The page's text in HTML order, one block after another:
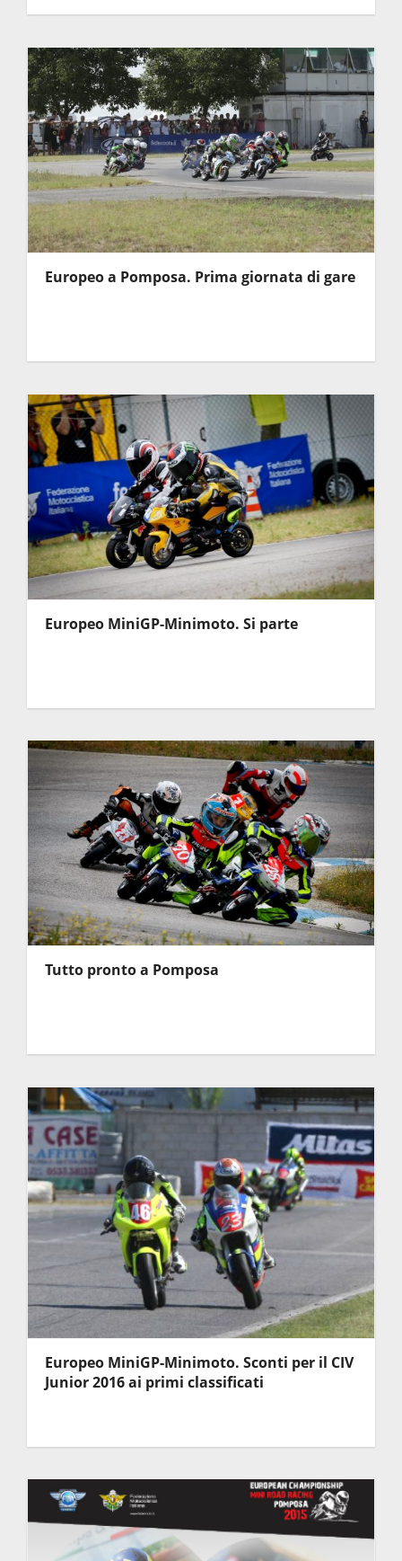
Europeo a Pomposa. Prima giornata di gare
Europeo MiniGP-Minimoto. Si parte
Tutto pronto a Pomposa
Europeo MiniGP-Minimoto. Sconti per il CIV
Junior 2016 ai primi classificati